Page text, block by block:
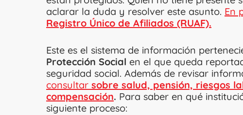
aclarar la duda y resolver este asunto. En
Registro Único de Afiliados (RUAF).
Este es el sistema de información
Protección Social en el que queda
seguridad social. Además de revisar
consultar sobre salud, pensión, riesgos
compensación. Para saber en qué
siguiente proceso: